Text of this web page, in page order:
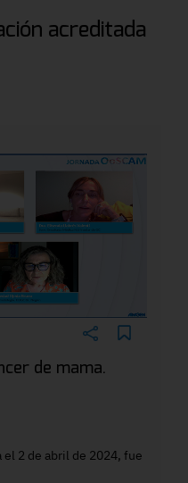
acreditada
de mama.
el 2 de abril de 2024, fue